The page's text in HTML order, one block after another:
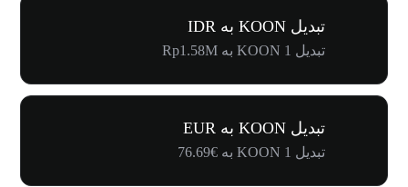
تبدیل KOON به IDR
تبدیل 1 KOON به Rp1.58M
تبدیل KOON به EUR
تبدیل 1 KOON به €76.69